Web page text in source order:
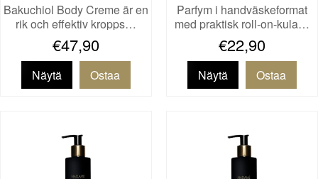
Bakuchiol Body Creme är en
rik och effektiv kropps…
€47,90
Näytä
Parfym i handväskeformat
med praktisk roll-on-kula…
€22,90
Näytä